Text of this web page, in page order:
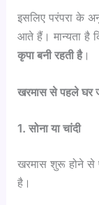
इसलिए परंपरा के
आते हैं। मान्यता है
कृपा बनी रहती है।
खरमास से पहले घर
1. सोना या चांदी
खरमास शुरू होने
है।